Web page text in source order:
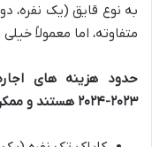
به نوع قایق (یک نفره،
متفاوته، اما معمولاً
حدود هزینه های
۲۰۲۳-۲۰۲۴ هستند و ممکن است تغییر کنند):